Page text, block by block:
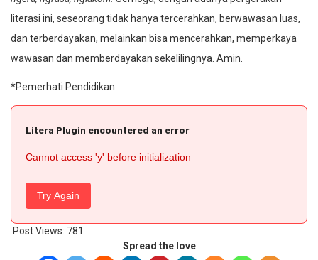
literasi ini, seseorang tidak hanya tercerahkan, berwawasan luas,
dan terberdayakan, melainkan bisa mencerahkan, memperkaya
wawasan dan memberdayakan sekelilingnya. Amin.
*Pemerhati Pendidikan
Litera Plugin encountered an error
Cannot access 'y' before initialization
Try Again
Post Views: 781
Spread the love